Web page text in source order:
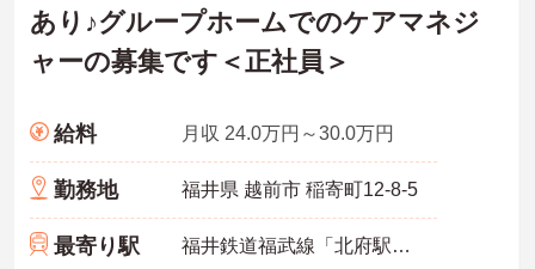
あり♪グループホームでのケアマネジ
ャーの募集です＜正社員＞
給料 月収 24.0万円～30.0万円
勤務地 福井県 越前市 稲寄町12‐8‐5
最寄り駅 福井鉄道福武線「北府駅」バス・車7分